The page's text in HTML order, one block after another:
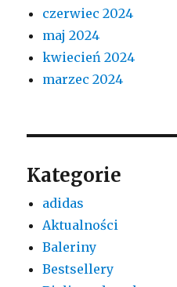
czerwiec 2024
maj 2024
kwiecień 2024
marzec 2024
Kategorie
adidas
Aktualności
Baleriny
Bestsellery